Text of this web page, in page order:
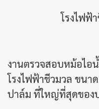
โรงไฟฟ้า
งานตรวจสอบหม้อไอ
โรงไฟฟ้าชีวมวล ขนา
ปาล์ม ที่ใหญ่ที่สุดของ